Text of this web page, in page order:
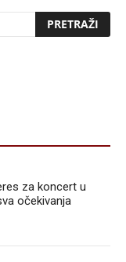
za koncert u
očekivanja